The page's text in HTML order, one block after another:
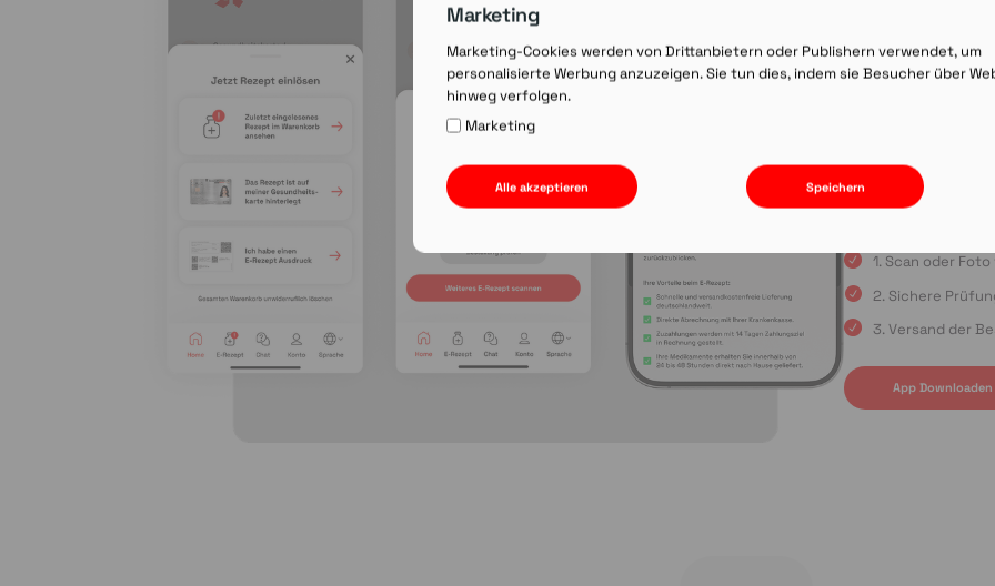
Wir laden Sie ein,
Rezepte schnell
oder die
sind Sie immer in
Apple App Store
uns auf Ihre
1. Scan oder
2. Sichere
3. Versand der
App Downloaden
Marketing
Marketing-Cookies werden von Drittanbietern oder Publishern verwendet, um
personalisierte Werbung anzuzeigen. Sie tun dies, indem sie Besucher über
hinweg verfolgen.
Marketing
Alle akzeptieren Speichern